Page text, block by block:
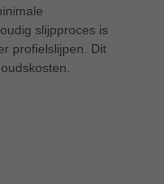
slijpproces is
profielslijpen. Dit